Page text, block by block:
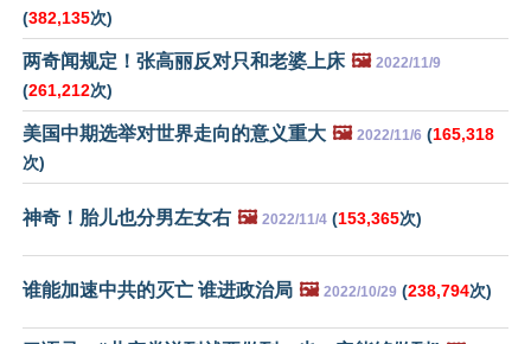
(382,135次)
两奇闻规定！张高丽反对只和老婆上床 🖼️ 2022/11/9
(261,212次)
美国中期选举对世界走向的意义重大 🖼️ 2022/11/6 (165,318
次)
神奇！胎儿也分男左女右 🖼️ 2022/11/4 (153,365次)
谁能加速中共的灭亡 谁进政治局 🖼️ 2022/10/29 (238,794次)